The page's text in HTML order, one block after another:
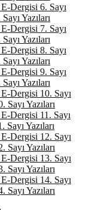
Dergisi 6. Sayı
Yazıları
Dergisi 7. Sayı
Sayı Yazıları
Dergisi 8. Sayı
Yazıları
Dergisi 9. Sayı
Yazıları
Dergisi 10. Sayı
Sayı Yazıları
Dergisi 11. Sayı
Sayı Yazıları
Dergisi 12. Sayı
Sayı Yazıları
Dergisi 13. Sayı
Sayı Yazıları
Dergisi 14. Sayı
Sayı Yazıları